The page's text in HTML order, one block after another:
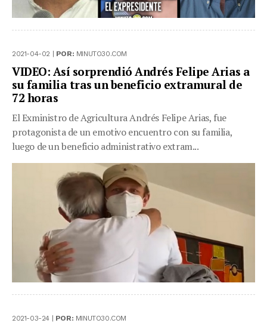
2021-04-02 | POR: MINUTO30.COM
VIDEO: Así sorprendió Andrés Felipe Arias a
su familia tras un beneficio extramural de
72 horas
El Exministro de Agricultura Andrés Felipe Arias, fue
protagonista de un emotivo encuentro con su familia,
luego de un beneficio administrativo extram...
2021-03-24 | POR: MINUTO30.COM